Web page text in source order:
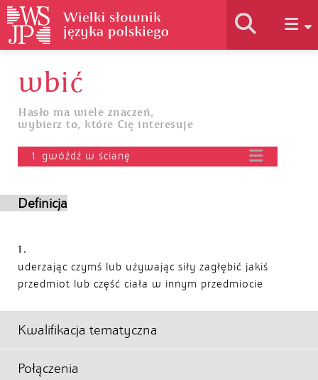
Jak korzystać
wbić
Hasło ma wiele znaczeń,
wybierz to, które Cię interesuje
1. gwóźdź w ścianę
Definicja
1.
uderzając czymś lub używając siły zagłębić jakiś
przedmiot lub część ciała w innym przedmiocie
Kwalifikacja tematyczna
Połączenia